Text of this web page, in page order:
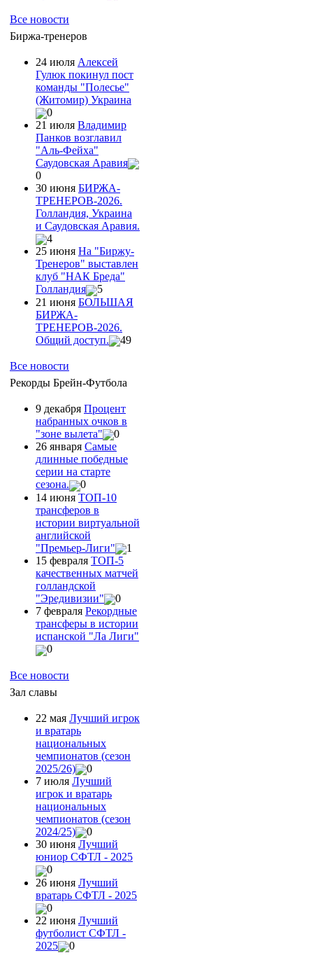
Все новости
Биржа-тренеров
24 июля Алексей
Гулюк покинул пост
команды "Полесье"
(Житомир) Украина
0
21 июля Владимир
Панков возглавил
"Аль-Фейха"
Саудовская Аравия
0
30 июня БИРЖА-
ТРЕНЕРОВ-2026.
Голландия, Украина
и Саудовская Аравия.
4
25 июня На "Биржу-
Тренеров" выставлен
клуб "НАК Бреда"
Голландия
5
21 июня БОЛЬШАЯ
БИРЖА-
ТРЕНЕРОВ-2026.
Общий доступ.
49
Все новости
Рекорды Брейн-Футбола
9 декабря Процент
набранных очков в
"зоне вылета"
0
26 января Самые
длинные победные
серии на старте
сезона.
0
14 июня ТОП-10
трансферов в
истории виртуальной
английской
"Премьер-Лиги"
1
15 февраля ТОП-5
качественных матчей
голландской
"Эредивизии"
0
7 февраля Рекордные
трансферы в истории
испанской "Ла Лиги"
0
Все новости
Зал славы
22 мая Лучший игрок
и вратарь
национальных
чемпионатов (сезон
2025/26)
0
7 июля Лучший
игрок и вратарь
национальных
чемпионатов (сезон
2024/25)
0
30 июня Лучший
юниор СФТЛ - 2025
0
26 июня Лучший
вратарь СФТЛ - 2025
0
22 июня Лучший
футболист СФТЛ -
2025
0